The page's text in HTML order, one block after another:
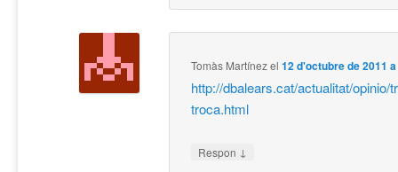
Tomàs Martínezel12 d'octubre de 2011
http://dbalears.cat/actualitat/opinio/
troca.html
Respon ↓